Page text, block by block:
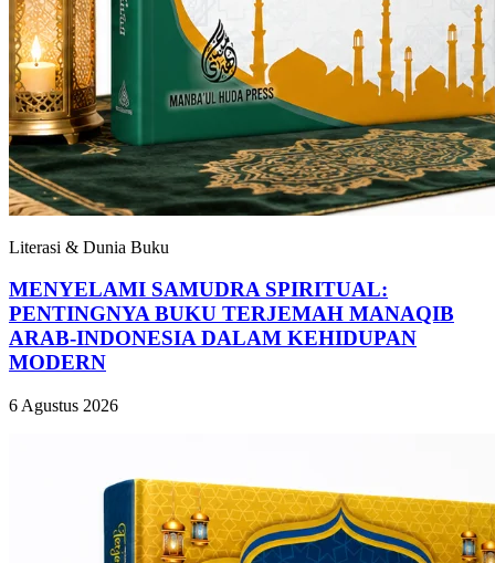
Literasi & Dunia Buku
MENYELAMI SAMUDRA SPIRITUAL:
PENTINGNYA BUKU TERJEMAH MANAQIB
ARAB-INDONESIA DALAM KEHIDUPAN
MODERN
6 Agustus 2026